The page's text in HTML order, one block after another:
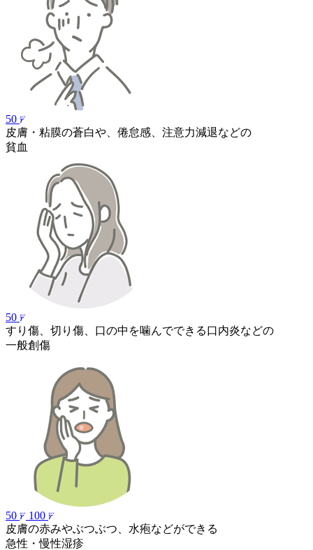
50
皮膚・粘膜の蒼白や、倦怠感、注意力減退などの
貧血
50
すり傷、切り傷、口の中を噛んでできる口内炎などの
一般創傷
50
100
皮膚の赤みやぶつぶつ、水疱などができる
急性・慢性湿疹